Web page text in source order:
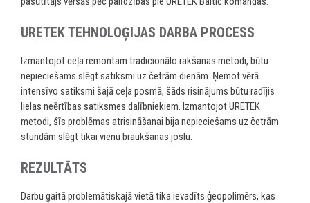
URETEK TEHNOLOĢIJAS DARBA PROCESS
Izmantojot ceļa remontam tradicionālo rakšanas metodi, būtu
nepieciešams slēgt satiksmi uz četrām dienām. Ņemot vērā
intensīvo satiksmi šajā ceļa posmā, šāds risinājums būtu radījis
lielas neērtības satiksmes dalībniekiem. Izmantojot URETEK
metodi, šīs problēmas atrisināšanai bija nepieciešams uz četrām
stundām slēgt tikai vienu braukšanas joslu.
REZULTĀTS
Darbu gaitā problemātiskajā vietā tika ievadīts ģeopolimērs, kas